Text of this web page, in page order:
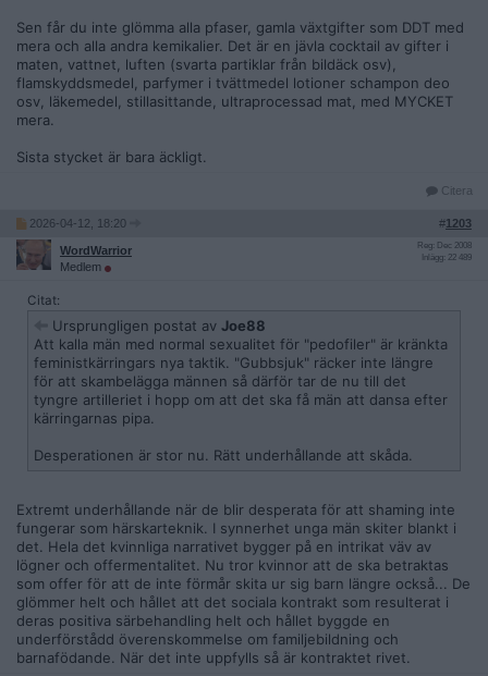
Sen får du inte glömma alla pfaser, gamla växtgifter som DDT med
mera och alla andra kemikalier. Det är en jävla cocktail av gifter i
maten, vattnet, luften (svarta partiklar från bildäck osv),
flamskyddsmedel, parfymer i tvättmedel lotioner schampon deo
osv, läkemedel, stillasittande, ultraprocessad mat, med MYCKET
mera.
Sista stycket är bara äckligt.
Citera
2026-04-12, 18:20 #1203
WordWarrior
Medlem
Reg: Dec 2008
Inlägg: 22 489
Citat:
Ursprungligen postat av Joe88
Att kalla män med normal sexualitet för "pedofiler" är kränkta
feministkärringars nya taktik. "Gubbsjuk" räcker inte längre
för att skambelägga männen så därför tar de nu till det
tyngre artilleriet i hopp om att det ska få män att dansa efter
kärringarnas pipa.
Desperationen är stor nu. Rätt underhållande att skåda.
Extremt underhållande när de blir desperata för att shaming inte
fungerar som härskarteknik. I synnerhet unga män skiter blankt i
det. Hela det kvinnliga narrativet bygger på en intrikat väv av
lögner och offermentalitet. Nu tror kvinnor att de ska betraktas
som offer för att de inte förmår skita ur sig barn längre också... De
glömmer helt och hållet att det sociala kontrakt som resulterat i
deras positiva särbehandling helt och hållet byggde en
underförstådd överenskommelse om familjebildning och
barnafödande. När det inte uppfylls så är kontraktet rivet.